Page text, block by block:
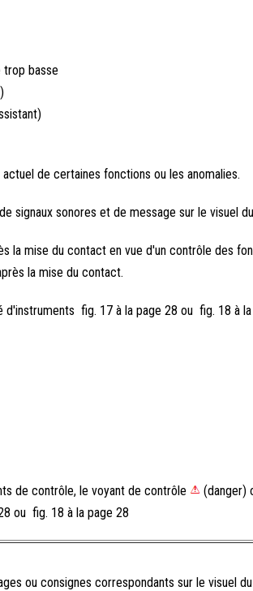
trop basse
de certaines fonctions ou les anomalies.
signaux sonores et de message sur le visuel
la mise du contact en vue d'un contrôle des
la mise du contact.
fig. 17 à la page 28 ou fig. 18 à
de contrôle, le voyant de contrôle (danger)
ou fig. 18 à la page 28
ou consignes correspondants sur le visuel